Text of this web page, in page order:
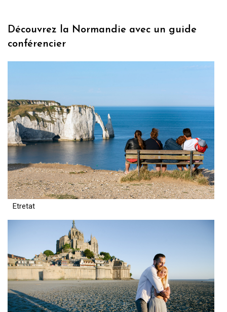
Découvrez la Normandie avec un guide
conférencier
Etretat